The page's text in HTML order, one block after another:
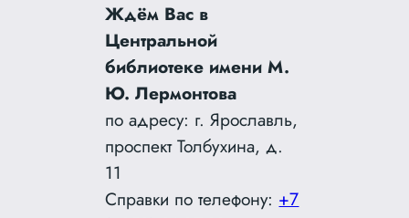
Ждём Вас в
Центральной
библиотеке имени М.
Ю. Лермонтова
по адресу: г. Ярославль,
проспект Толбухина, д.
11
Справки по телефону: +7